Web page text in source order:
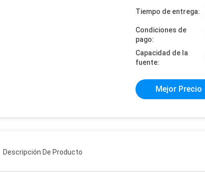
Tiempo de entrega:
Condiciones de
pago:
Capacidad de la
fuente:
Mejor Precio
Descripción De Producto